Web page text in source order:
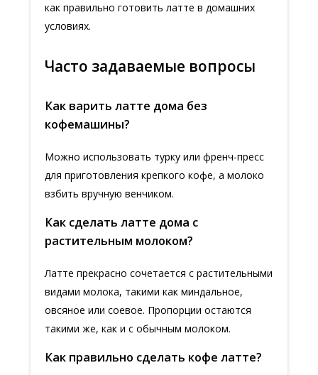
как правильно готовить латте в домашних
условиях.
Часто задаваемые вопросы
Как варить латте дома без
кофемашины?
Можно использовать турку или френч-пресс
для приготовления крепкого кофе, а молоко
взбить вручную венчиком.
Как сделать латте дома с
растительным молоком?
Латте прекрасно сочетается с растительными
видами молока, такими как миндальное,
овсяное или соевое. Пропорции остаются
такими же, как и с обычным молоком.
Как правильно сделать кофе латте?